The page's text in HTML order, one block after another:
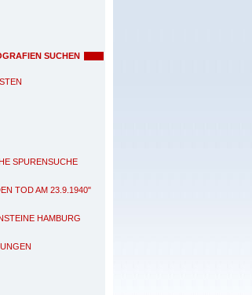
SUCHEN
SPURENSUCHE
TOD AM 23.9.1940"
HAMBURG